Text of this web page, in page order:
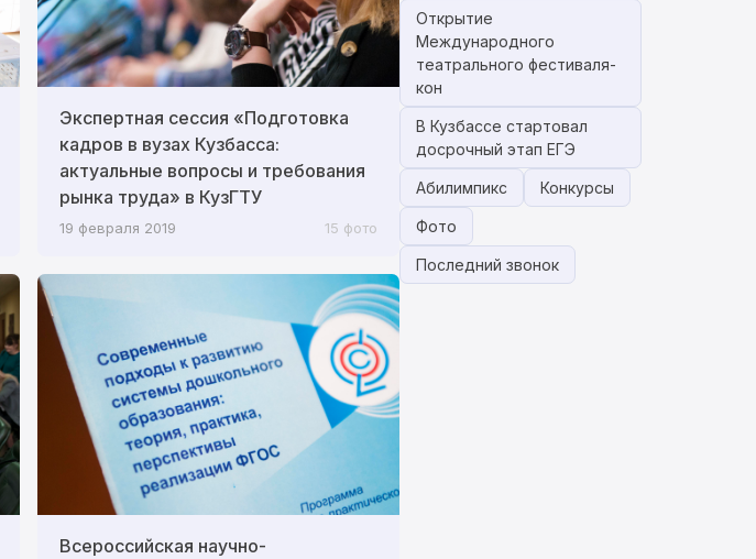
Экспертная сессия «Подготовка
кадров в вузах Кузбасса:
актуальные вопросы и требования
рынка труда» в КузГТУ
19 февраля 2019 15 фото
Всероссийская научно-
Открытие
Международного
театрального фестиваля-
кон
В Кузбассе стартовал
досрочный этап ЕГЭ
Абилимпикс Конкурсы
Фото
Последний звонок